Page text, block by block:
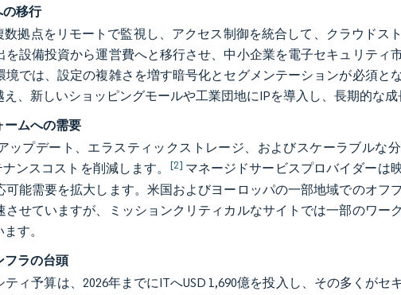
の移行
拠点をリモートで監視し、アクセス制御を統合して、クラウドス
設備投資から運営費へと移行させ、中小企業を電子セキュリティ
では、設定の複雑さを増す暗号化とセグメンテーションが必須と
、新しいショッピングモールや工業団地にIPを導入し、長期的な成
ームへの需要
ップデート、エラスティックストレージ、およびスケーラブルな
ンスコストを削減します。 [2] マネージドサービスプロバイダーは
能需要を拡大します。米国およびヨーロッパの一部地域でのオフ
せていますが、ミッションクリティカルなサイトでは一部のワー
す。
フラの台頭
ィ予算は、2026年までにITへUSD 1,690億を投入し、その多くがセ